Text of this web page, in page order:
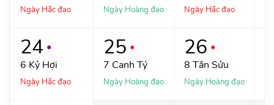
Ngày Hắc đạo Ngày Hoàng đạo Ngày Hắc đạo
24 ●
6 Kỷ Hợi
Ngày Hắc đạo
25 ●
7 Canh Tý
Ngày Hoàng đạo
26 ●
8 Tân Sửu
Ngày Hoàng đạo